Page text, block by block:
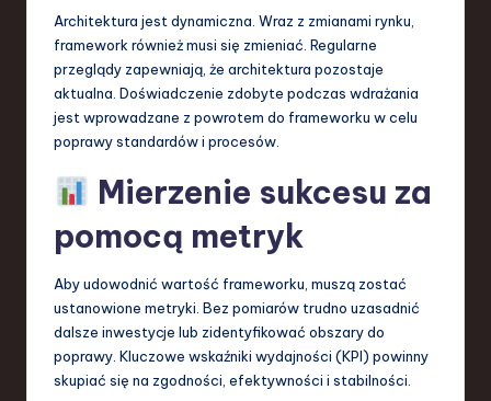
Architektura jest dynamiczna. Wraz z zmianami rynku,
framework również musi się zmieniać. Regularne
przeglądy zapewniają, że architektura pozostaje
aktualna. Doświadczenie zdobyte podczas wdrażania
jest wprowadzane z powrotem do frameworku w celu
poprawy standardów i procesów.
Mierzenie sukcesu za
pomocą metryk
Aby udowodnić wartość frameworku, muszą zostać
ustanowione metryki. Bez pomiarów trudno uzasadnić
dalsze inwestycje lub zidentyfikować obszary do
poprawy. Kluczowe wskaźniki wydajności (KPI) powinny
skupiać się na zgodności, efektywności i stabilności.